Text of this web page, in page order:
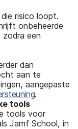
risico loopt.
onbeheerde
zodra een
dan
aan te
aangepaste
.
tools
tools voor
Jamf School, in